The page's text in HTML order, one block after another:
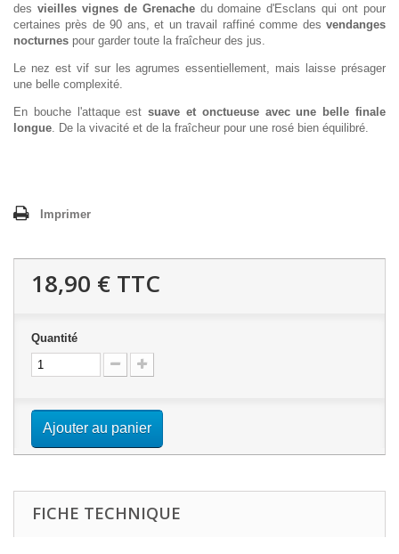
des vieilles vignes de Grenachedu domaine d'Esclans qui ont pour
certaines près de 90 ans, et un travail raffiné comme des vendanges
nocturnes pour garder toute la fraîcheur des jus.
Le nez est vif sur les agrumes essentiellement, mais laisse présager
une belle complexité.
En bouche l'attaque est suave et onctueuse avec une belle finale
longue . De la vivacité et de la fraîcheur pour une rosé bien équilibré.
Imprimer
18,90 € TTC
Quantité
Ajouter au panier
FICHE TECHNIQUE